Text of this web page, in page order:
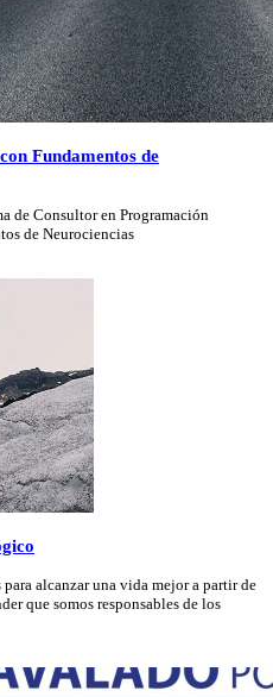
Fundamentos de
de Consultor en Programación
de Neurociencias
alcanzar una vida mejor a partir de
que somos responsables de los